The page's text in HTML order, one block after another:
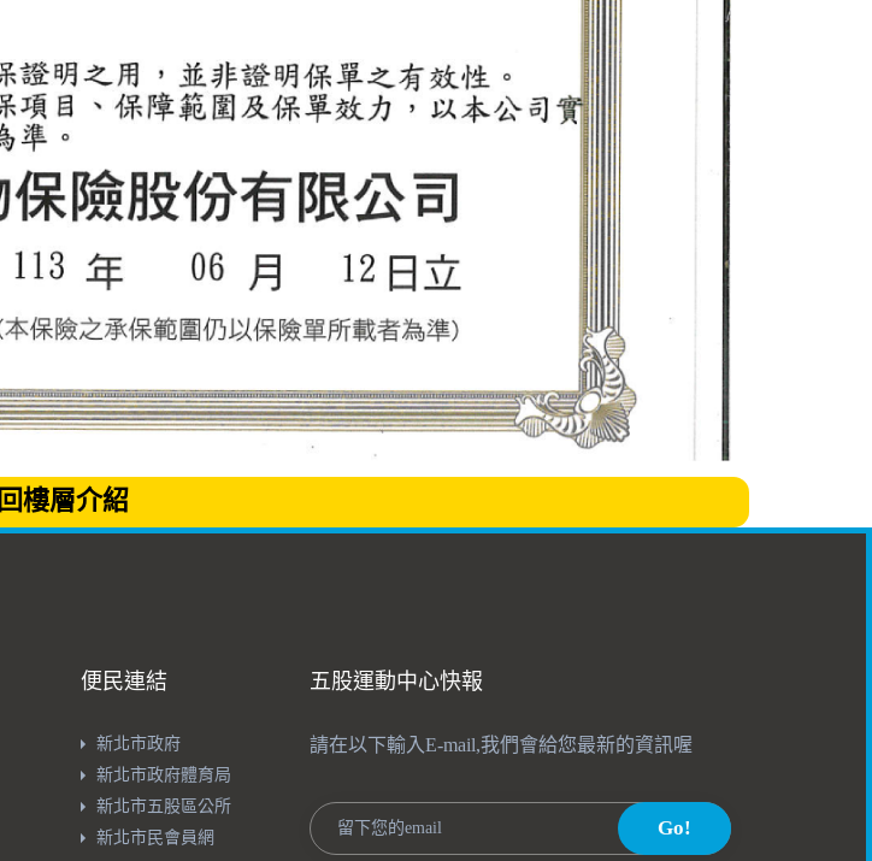
回樓層介紹
便民連結
新北市政府
新北市政府體育局
新北市五股區公所
新北市民會員網
五股運動中心快報
請在以下輸入E-mail,我們會給您最新的資訊喔
Go!